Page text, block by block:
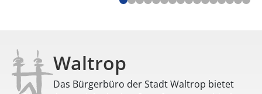
Waltrop
Das Bürgerbüro der Stadt Waltrop bietet